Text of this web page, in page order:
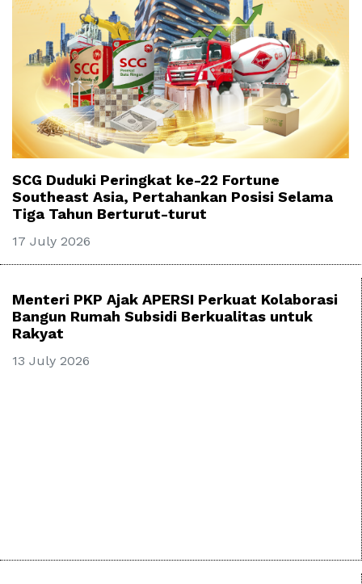
SCG Duduki Peringkat ke-22 Fortune
Southeast Asia, Pertahankan Posisi Selama
Tiga Tahun Berturut-turut
17 July 2026
Menteri PKP Ajak APERSI Perkuat Kolaborasi
Bangun Rumah Subsidi Berkualitas untuk
Rakyat
13 July 2026